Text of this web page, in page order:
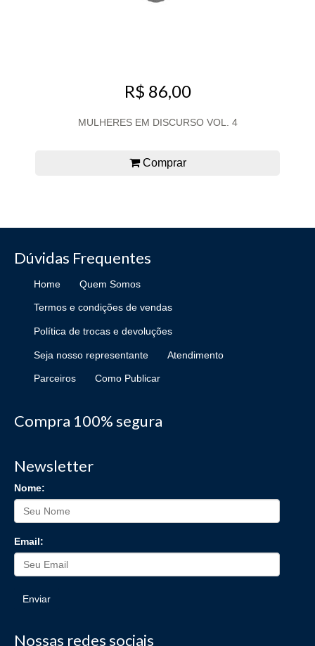
R$ 86,00
MULHERES EM DISCURSO VOL. 4
Comprar
Dúvidas Frequentes
Home Quem Somos
Termos e condições de vendas
Política de trocas e devoluções
Seja nosso representante Atendimento
Parceiros Como Publicar
Compra 100% segura
Newsletter
Nome:
Email:
Enviar
Nossas redes sociais